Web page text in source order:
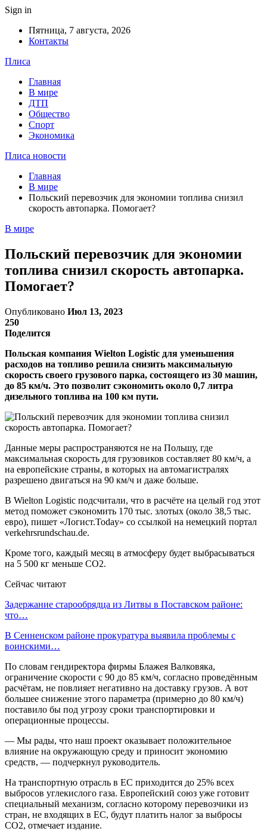
Sign in
Пятница, 7 августа, 2026
Контакты
Плиса
Главная
В мире
ДТП
Общество
Спорт
Экономика
Плиса новости
Главная
В мире
Польский перевозчик для экономии топлива снизил
скорость автопарка. Помогает?
В мире
Польский перевозчик для экономии
топлива снизил скорость автопарка.
Помогает?
Опубликовано Июл 13, 2023
250
Поделится
Польская компания Wielton Logistic для уменьшения
расходов на топливо решила снизить максимальную
скорость своего грузового парка, состоящего из 30 машин,
до 85 км/ч. Это позволит сэкономить около 0,7 литра
дизельного топлива на 100 км пути.
Данные меры распространяются не на Польшу, где
максимальная скорость для грузовиков составляет 80 км/ч, а
на европейские страны, в которых на автомагистралях
разрешено двигаться на 90 км/ч и даже больше.
В Wielton Logistic подсчитали, что в расчёте на целый год этот
метод поможет сэкономить 170 тыс. злотых (около 38,5 тыс.
евро), пишет «Логист.Today» со ссылкой на немецкий портал
verkehrsrundschau.de.
Кроме того, каждый месяц в атмосферу будет выбрасываться
на 5 500 кг меньше CO2.
Сейчас читают
Задержание старообрядца из Литвы в Поставском районе:
что…
В Сенненском районе прокуратура выявила проблемы с
воинскими…
По словам гендиректора фирмы Блажея Валковяка,
ограничение скорости с 90 до 85 км/ч, согласно проведённым
расчётам, не повлияет негативно на доставку грузов. А вот
большее снижение этого параметра (примерно до 80 км/ч)
поставило бы под угрозу сроки транспортировки и
операционные процессы.
— Мы рады, что наш проект оказывает положительное
влияние на окружающую среду и приносит экономию
средств, — подчеркнул руководитель.
На транспортную отрасль в ЕС приходится до 25% всех
выбросов углекислого газа. Европейский союз уже готовит
специальный механизм, согласно которому перевозчики из
стран, не входящих в ЕС, будут платить налог за выбросы
CO2, отмечает издание.